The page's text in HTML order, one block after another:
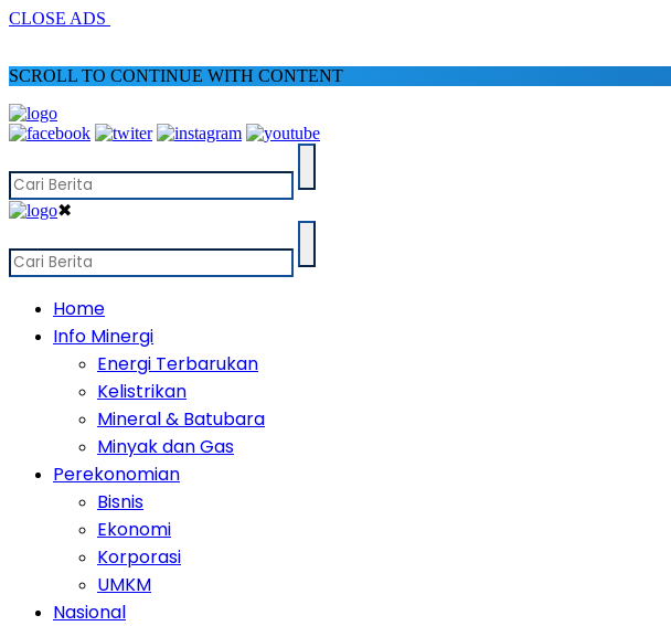
CLOSE ADS
SCROLL TO CONTINUE WITH CONTENT
✖
Home
Info Minergi
Energi Terbarukan
Kelistrikan
Mineral & Batubara
Minyak dan Gas
Perekonomian
Bisnis
Ekonomi
Korporasi
UMKM
Nasional